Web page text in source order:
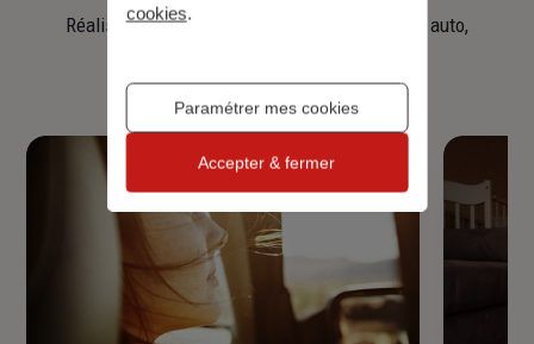
Réalisez une simulation tarifaire d'assurance, auto,
cookies.
Paramétrer mes cookies
Accepter & fermer